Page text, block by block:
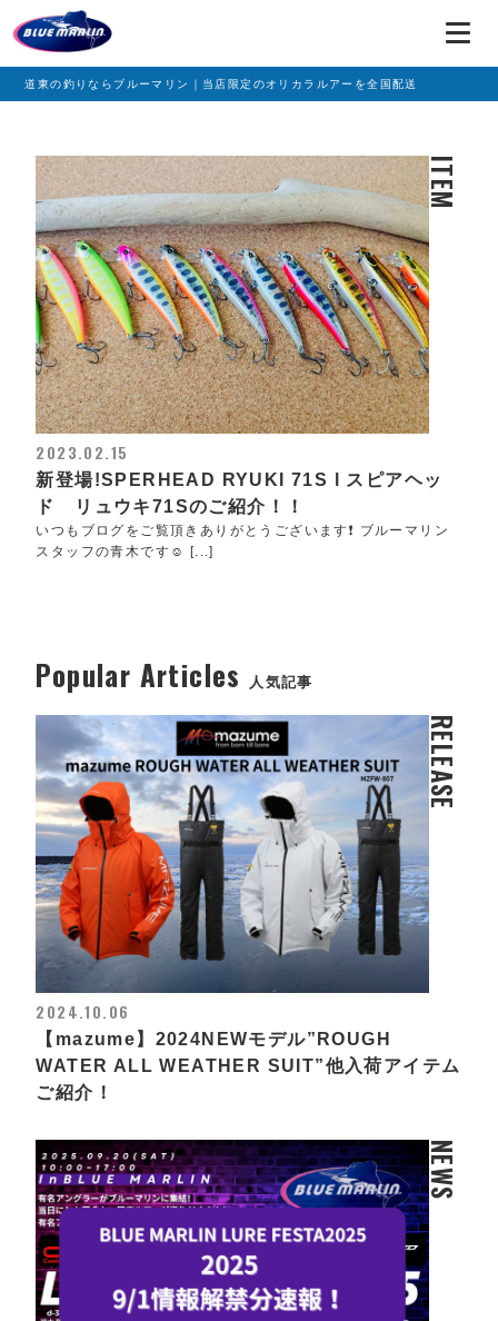
道東の釣りならブルーマリン｜当店限定のオリカラルアーを全国配送
ITEM
2023.02.15
新登場!SPERHEAD RYUKI 71S l スピアヘッ
ド リュウキ71Sのご紹介！！
いつもブログをご覧頂きありがとうございます❗️ ブルーマリン
スタッフの青木です☺️ [...]
Popular Articles 人気記事
RELEASE
2024.10.06
【mazume】2024NEWモデル”ROUGH
WATER ALL WEATHER SUIT”他入荷アイテム
ご紹介！
NEWS